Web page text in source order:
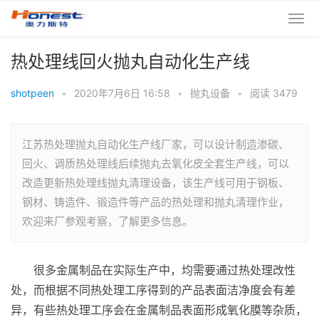
热处理线回火抛丸自动化生产线
shotpeen • 2020年7月6日 16:58 • 抛丸设备 • 阅读 3479
江苏热处理抛丸自动化生产线厂家，可以设计制造渗碳、
回火、调质热处理线后续抛丸去氧化皮全套生产线，可以
改造更新热处理线抛丸清理设备，该生产线可用于钢板、
钢材、铸造件、锻造件等产品的热处理和抛丸清理作业，
欢迎来厂参观考察，了解更多信息。
很多金属制品在实际生产中，均需要通过热处理改性
处，而根据不同热处理工序得到的产品表面洁净度会有差
异，有些热处理工序会在金属制品表面形成氧化膜等杂质，